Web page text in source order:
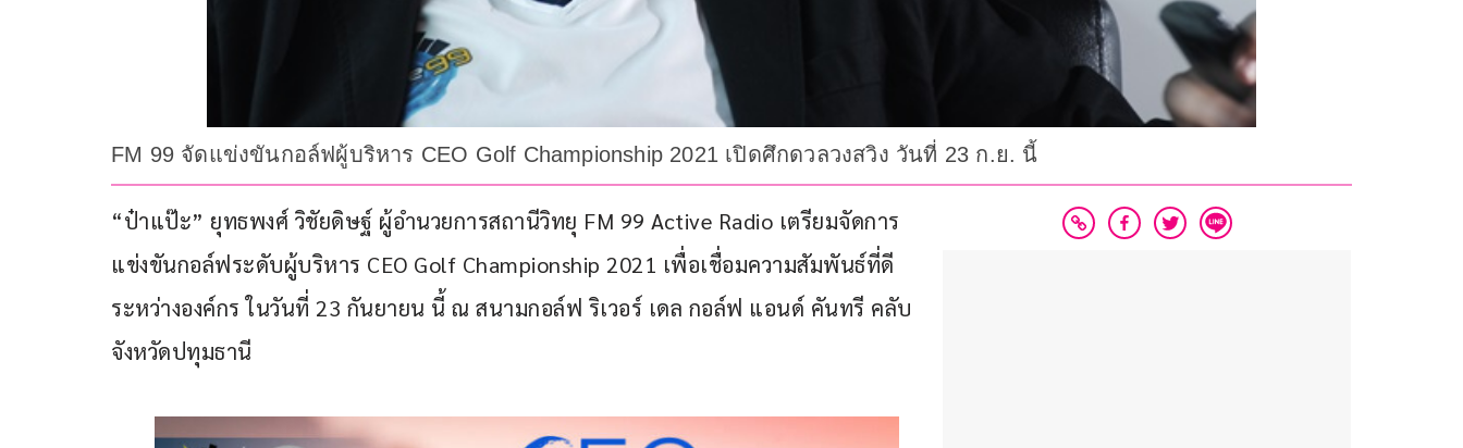
FM 99 จัดแข่งขันกอล์ฟผู้บริหาร CEO Golf Championship 2021 เปิดศึกดวลวงสวิง วันที่ 23 ก.ย. นี้
“ป๋าแป๊ะ” ยุทธพงศ์ วิชัยดิษฐ์ ผู้อำนวยการสถานีวิทยุ FM 99 Active Radio เตรียมจัดการ
แข่งขันกอล์ฟระดับผู้บริหาร CEO Golf Championship 2021 เพื่อเชื่อมความสัมพันธ์ที่ดี
ระหว่างองค์กร ในวันที่ 23 กันยายน นี้ ณ สนามกอล์ฟ ริเวอร์ เดล กอล์ฟ แอนด์ คันทรี คลับ
จังหวัดปทุมธานี